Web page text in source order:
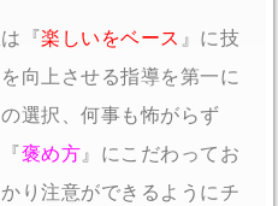
『楽しいをベース 』に技
向上させる指導を第一に
選択、何事も怖がらず
褒め方』にこだわってお
り注意ができるようにチ